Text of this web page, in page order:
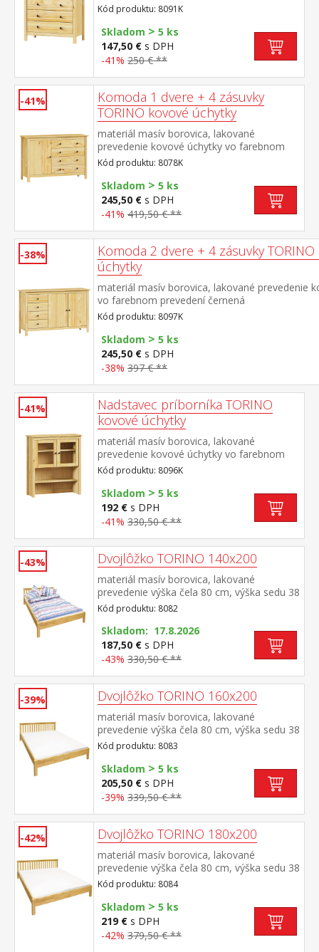
prevedení černená mosadz 2 menšie a 3
väčšie zásuvky s kovovými pojazdmi
Kód produktu: 8091K
Skladom > 5 ks
147,50 € s DPH
-41% 250 € **
-41%
Komoda 1 dvere + 4 zásuvky
TORINO kovové úchytky
materiál masív borovica, lakované
prevedenie kovové úchytky vo farebnom
prevedení černená mosadz 1 dvierka a 4
zásuvky s kovovými pojazdmi
Kód produktu: 8078K
Skladom > 5 ks
245,50 € s DPH
-41% 419,50 € **
-38%
Komoda 2 dvere + 4 zásuvky
úchytky
materiál masív borovica, lakované prevedenie
vo farebnom prevedení černená
mosadz 4 zásuvky s kovovými pojazdmi, 2
Kód produktu: 8097K
Skladom > 5 ks
245,50 € s DPH
-38% 397 € **
-41%
Nadstavec príborníka TORINO
kovové úchytky
materiál masív borovica, lakované
prevedenie kovové úchytky vo farebnom
prevedení černená mosadz 2 presklené
dvere, 1 polica nadstavec príborníka 8095K
Kód produktu: 8096K
Skladom > 5 ks
192 € s DPH
-41% 330,50 € **
-43% Dvojlôžko TORINO 140x200
materiál masív borovica, lakované
prevedenie výška čela 80 cm, výška sedu 38
cm, cena bez roštu a matraca minimálna
odporúčaná výška matraca 15 cm
odporúčaný rozmer matraca 140 × 200 cm
a rošt R3 odporúčaná nosnosť do 120 kg
na každej polovici postele
Kód produktu: 8082
Skladom: 17.8.2026
187,50 € s DPH
-43% 330,50 € **
-39% Dvojlôžko TORINO 160x200
materiál masív borovica, lakované
prevedenie výška čela 80 cm, výška sedu 38
cm, cena bez roštu a matraca minimálna
odporúčaná výška matraca 15 cm
odporúčaný rozmer matraca 160 × 200 cm
alebo 2 kusy 80 × 200 cm a rošt R2
odporúčaná nosnosť do 120 kg na každej
polovici postele
Kód produktu: 8083
Skladom > 5 ks
205,50 € s DPH
-39% 339,50 € **
-42% Dvojlôžko TORINO 180x200
materiál masív borovica, lakované
prevedenie výška čela 80 cm, výška sedu 38
cm, cena bez roštu a matraca minimálna
odporúčaná výška matraca 15
cm odporúčaný rozmer matraca 180 × 200
cm alebo 2 kusy 90 × 200 cm a rošt R4
alebo 2 kusy R1 odporúčaná nosnosť do
120 kg na každej polovici postele
Kód produktu: 8084
Skladom > 5 ks
219 € s DPH
-42% 379,50 € **